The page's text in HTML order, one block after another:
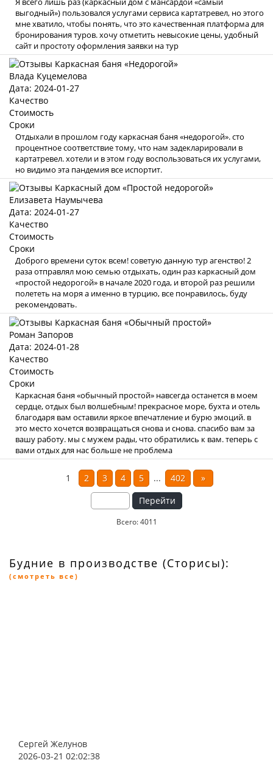
выгодный») пользовался услугами сервиса картатревел, но этого
мне хватило, чтобы понять, что это качественная платформа для
бронирования туров. хочу отметить невысокие цены, удобный
сайт и простоту оформления заявки на тур
Влада Куцемелова
Дата: 2024-01-27
Качество
Стоимость
Сроки
Отдыхали в прошлом году каркасная баня «недорогой». сто
процентное соответствие тому, что нам задекларировали в
картатревел. хотели и в этом году воспользоваться их услугами,
но видимо эта пандемия все испортит.
Елизавета Наумычева
Дата: 2024-01-27
Качество
Стоимость
Сроки
Доброго времени суток всем! советую данную тур агенство! 2
раза отправлял мою семью отдыхать, один раз каркасный дом
«простой недорогой» в начале 2020 года, и второй раз решили
полететь на моря а именно в турцию, все понравилось, буду
рекомендовать.
Роман Запоров
Дата: 2024-01-28
Качество
Стоимость
Сроки
Каркасная баня «обычный простой» навсегда останется в моем
сердце, отдых был волшебным! прекрасное море, бухта и отель
благодаря вам оставили яркое впечатление и бурю эмоций. в
это место хочется возвращаться снова и снова. спасибо вам за
вашу работу. мы с мужем рады, что обратились к вам. теперь с
вами отдых для нас больше не проблема
1 2 3 4 5 ... 402
»
Перейти
Всего: 4011
Будние в производстве (Сторисы):
(смотреть все)
Сергей Желунов
2026-03-21 02:02:38